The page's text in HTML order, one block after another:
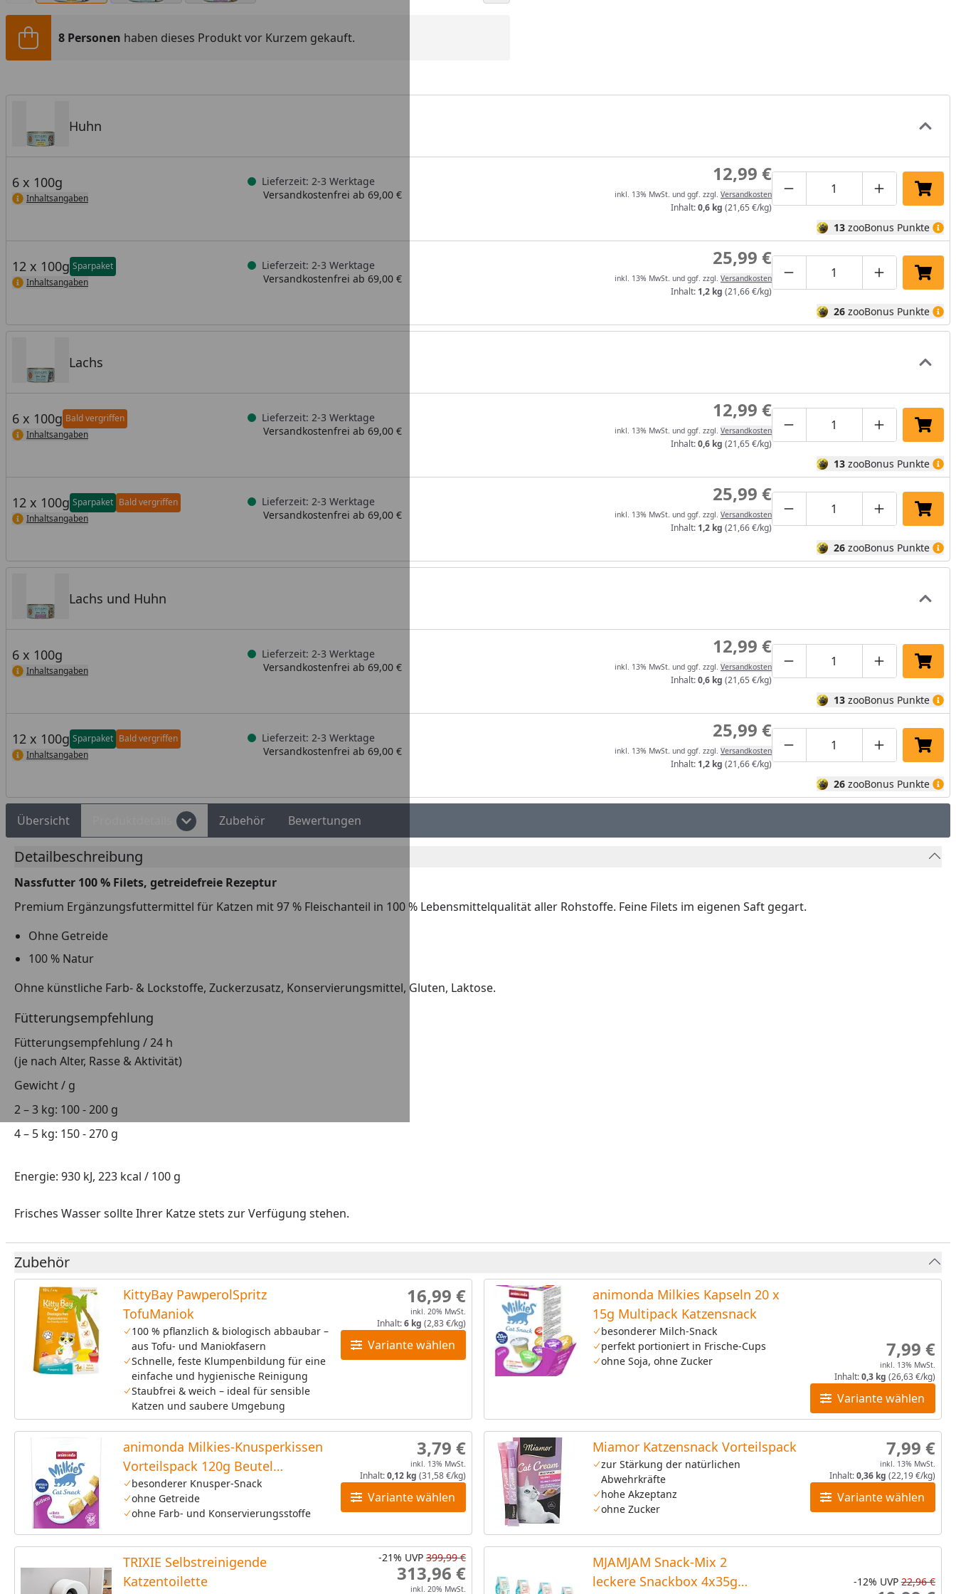
8 Personen haben dieses Produkt vor Kurzem gekauft.
Huhn
6 x 100g
Inhaltsangaben
Lieferzeit: 2-3 Werktage
Versandkostenfrei ab 69,00 €
12,99 €
inkl. 13% MwSt. und ggf. zzgl. Versandkosten
Inhalt:0,6 kg (21,65 €/kg)
Produktmenge um eins
Produktmenge In
13 zooBonus Punkte
12 x 100g Sparpaket
Inhaltsangaben
Lieferzeit: 2-3 Werktage
Versandkostenfrei ab 69,00 €
25,99 €
inkl. 13% MwSt. und ggf. zzgl. Versandkosten
Inhalt: 1,2 kg (21,66 €/kg)
Produktmenge um eins
Produktmenge In
26 zooBonus Punkte
Lachs
6 x 100g Bald vergriffen
Inhaltsangaben
Lieferzeit: 2-3 Werktage
Versandkostenfrei ab 69,00 €
12,99 €
inkl. 13% MwSt. und ggf. zzgl. Versandkosten
Inhalt:0,6 kg (21,65 €/kg)
Produktmenge um eins
Produktmenge In
13 zooBonus Punkte
12 x 100g Sparpaket Bald vergriffen
Inhaltsangaben
Lieferzeit: 2-3 Werktage
Versandkostenfrei ab 69,00 €
25,99 €
inkl. 13% MwSt. und ggf. zzgl. Versandkosten
Inhalt: 1,2 kg (21,66 €/kg)
Produktmenge um eins
Produktmenge In
26 zooBonus Punkte
Lachs und Huhn
6 x 100g
Inhaltsangaben
Lieferzeit: 2-3 Werktage
Versandkostenfrei ab 69,00 €
12,99 €
inkl. 13% MwSt. und ggf. zzgl. Versandkosten
Inhalt:0,6 kg (21,65 €/kg)
Produktmenge um eins
Produktmenge In
13 zooBonus Punkte
12 x 100g Sparpaket Bald vergriffen
Inhaltsangaben
Lieferzeit: 2-3 Werktage
Versandkostenfrei ab 69,00 €
25,99 €
inkl. 13% MwSt. und ggf. zzgl. Versandkosten
Inhalt: 1,2 kg (21,66 €/kg)
Produktmenge um eins
Produktmenge In
26 zooBonus Punkte
Übersicht Zubehör Bewertungen
Detailbeschreibung
Nassfutter 100 % Filets, getreidefreie Rezeptur
Premium Ergänzungsfuttermittel für Katzen mit 97 % Fleischanteil in 100 % Lebensmittelqualität aller Rohstoffe. Feine Filets im eigenen Saft gegart.
Ohne Getreide
100 % Natur
Ohne künstliche Farb- & Lockstoffe, Zuckerzusatz, Konservierungsmittel, Gluten, Laktose.
Fütterungsempfehlung
Fütterungsempfehlung / 24 h
(je nach Alter, Rasse & Aktivität)
Gewicht / g
2 – 3 kg: 100 - 200 g
4 – 5 kg: 150 - 270 g
Energie: 930 kJ, 223 kcal / 100 g
Frisches Wasser sollte Ihrer Katze stets zur Verfügung stehen.
Zubehör
KittyBay PawperolSpritz
TofuManiok
100 % pflanzlich & biologisch abbaubar –
aus Tofu- und Maniokfasern
Schnelle, feste Klumpenbildung für eine
einfache und hygienische Reinigung
Staubfrei & weich – ideal für sensible
Katzen und saubere Umgebung
Variante wählen
16,99 €
inkl. 20% MwSt.
Inhalt:6 kg (2,83 €/kg)
animonda Milkies Kapseln 20 x
15g Multipack Katzensnack
besonderer Milch-Snack
perfekt portioniert in Frische-Cups
ohne Soja, ohne Zucker
Variante wählen
7,99 €
inkl. 13% MwSt.
Inhalt:0,3 kg (26,63 €/kg)
animonda Milkies-Knusperkissen
Vorteilspack 120g Beutel
Katzensnack
besonderer Knusper-Snack
ohne Getreide
ohne Farb- und Konservierungsstoffe
Variante wählen
3,79 €
inkl. 13% MwSt.
Inhalt:0,12 kg (31,58 €/kg)
Miamor Katzensnack Vorteilspack
zur Stärkung der natürlichen
Abwehrkräfte
hohe Akzeptanz
ohne Zucker
Variante wählen
7,99 €
inkl. 13% MwSt.
Inhalt:0,36 kg (22,19 €/kg)
TRIXIE Selbstreinigende
Katzentoilette
-21% UVP 399,99 €
313,96 €
inkl. 20% MwSt.
MJAMJAM Snack-Mix 2
leckere Snackbox 4x35g
-12% UVP 22,96 €